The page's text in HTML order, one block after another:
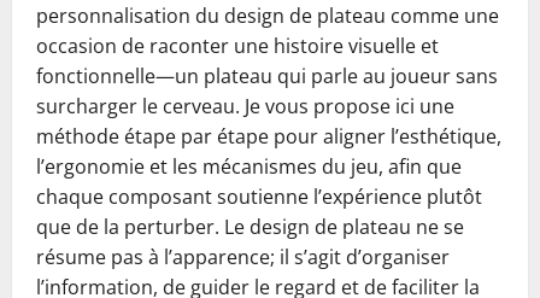
personnalisation du design de plateau comme une
occasion de raconter une histoire visuelle et
fonctionnelle—un plateau qui parle au joueur sans
surcharger le cerveau. Je vous propose ici une
méthode étape par étape pour aligner l’esthétique,
l’ergonomie et les mécanismes du jeu, afin que
chaque composant soutienne l’expérience plutôt
que de la perturber. Le design de plateau ne se
résume pas à l’apparence; il s’agit d’organiser
l’information, de guider le regard et de faciliter la